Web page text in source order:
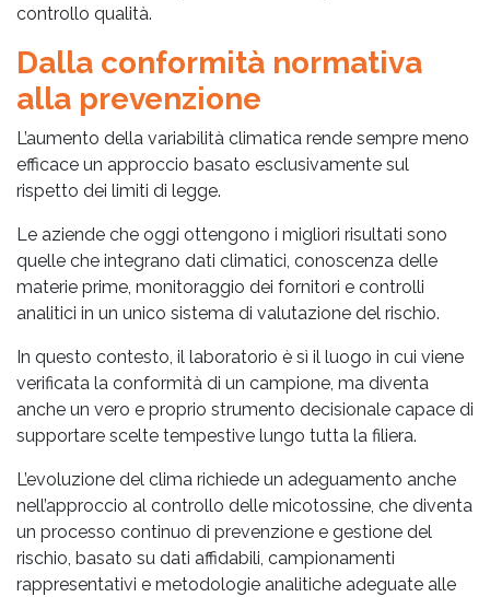
controllo qualità.
Dalla conformità normativa
alla prevenzione
L’aumento della variabilità climatica rende sempre meno
efficace un approccio basato esclusivamente sul
rispetto dei limiti di legge.
Le aziende che oggi ottengono i migliori risultati sono
quelle che integrano dati climatici, conoscenza delle
materie prime, monitoraggio dei fornitori e controlli
analitici in un unico sistema di valutazione del rischio.
In questo contesto, il laboratorio è sì il luogo in cui viene
verificata la conformità di un campione, ma diventa
anche un vero e proprio strumento decisionale capace di
supportare scelte tempestive lungo tutta la filiera.
L’evoluzione del clima richiede un adeguamento anche
nell’approccio al controllo delle micotossine, che diventa
un processo continuo di prevenzione e gestione del
rischio, basato su dati affidabili, campionamenti
rappresentativi e metodologie analitiche adeguate alle